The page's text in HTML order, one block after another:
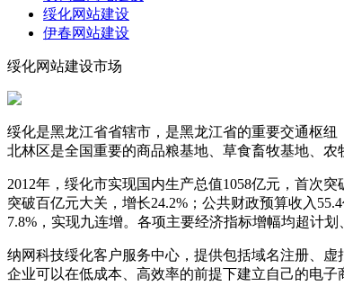
绥化网站建设
伊春网站建设
绥化网站建设市场
绥化是黑龙江省省辖市，是黑龙江省的重要交通枢
北林区是全国重要的商品粮基地、草食畜牧基地、农
2012年，绥化市实现国内生产总值1058亿元，首次
突破百亿元大关，增长24.2%；公共财政预算收入
7.8%，实现九连增。各项主要经济指标增幅均超计
纳网科技绥化客户服务中心，提供包括域名注册、
企业可以在低成本、高效率的前提下建立自己的电子